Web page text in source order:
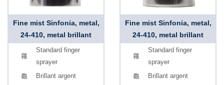
Fine mist Sinfonia, metal,
24-410, metal brillant
Standard finger
sprayer
Brillant argent
Fine mist Sinfonia, metal,
24-410, metal brillant
Standard finger
sprayer
Brillant argent